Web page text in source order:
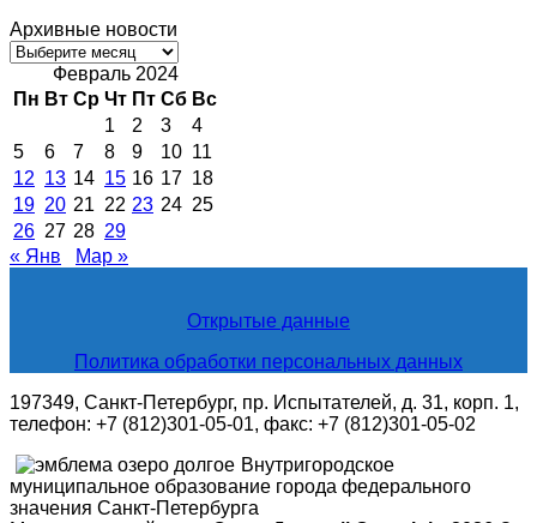
Архивные новости
Архивные
новостиФевраль 2024
Пн Вт Ср Чт Пт Сб Вс
1
2 3
4
5
6 7 8 9 10 11
12 13 14 15 16 17 18
19 20 21 22 23 24 25
26 27 28 29
« Янв
Мар »
Открытые данные
Политика обработки персональных данных
197349, Санкт-Петербург, пр. Испытателей, д. 31, корп. 1,
телефон: +7 (812)301-05-01, факс: +7 (812)301-05-02
Внутригородское
муниципальное образование города федерального
значения Санкт-Петербурга